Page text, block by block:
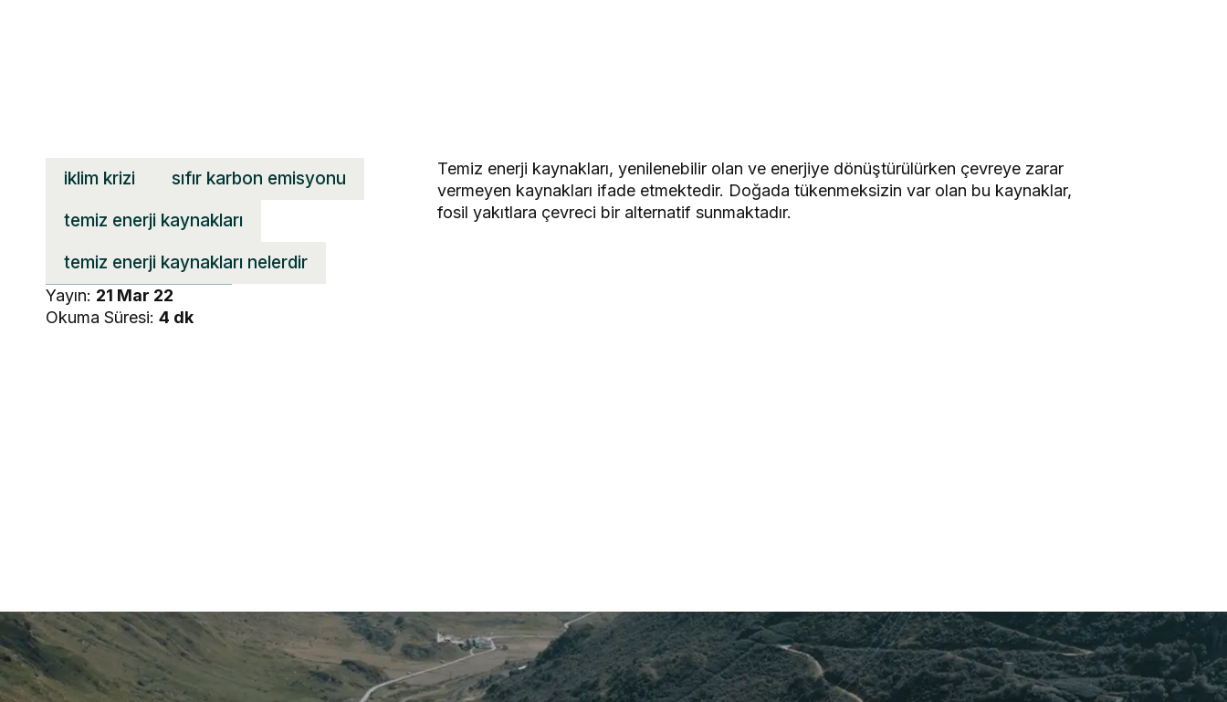
iklim krizi
sıfır karbon emisyonu
temiz enerji kaynakları
temiz enerji kaynakları nelerdir
Yayın: 21 Mar 22
Okuma Süresi: 4 dk
Temiz enerji kaynakları, yenilenebilir olan ve enerjiye dönüştürülürken çevreye zarar
vermeyen kaynakları ifade etmektedir. Doğada tükenmeksizin var olan bu kaynaklar,
fosil yakıtlara çevreci bir alternatif sunmaktadır.